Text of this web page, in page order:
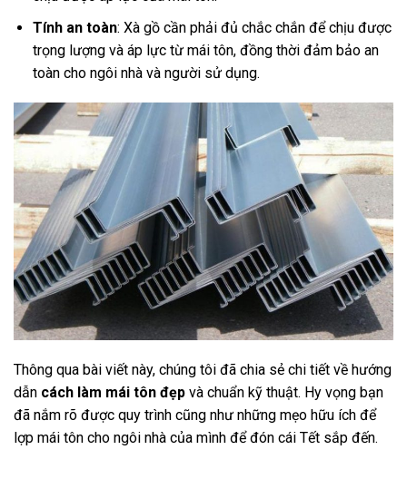
Tính an toàn: Xà gồ cần phải đủ chắc chắn để chịu được
trọng lượng và áp lực từ mái tôn, đồng thời đảm bảo an
toàn cho ngôi nhà và người sử dụng.
Thông qua bài viết này, chúng tôi đã chia sẻ chi tiết về hướng
dẫn cách làm mái tôn đẹp và chuẩn kỹ thuật. Hy vọng bạn
đã nắm rõ được quy trình cũng như những mẹo hữu ích để
lợp mái tôn cho ngôi nhà của mình để đón cái Tết sắp đến.